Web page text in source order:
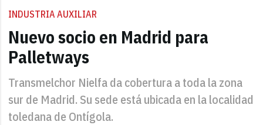
INDUSTRIA AUXILIAR
Nuevo socio en Madrid para
Palletways
Transmelchor Nielfa da cobertura a toda la zona
sur de Madrid. Su sede está ubicada en la localidad
toledana de Ontígola.